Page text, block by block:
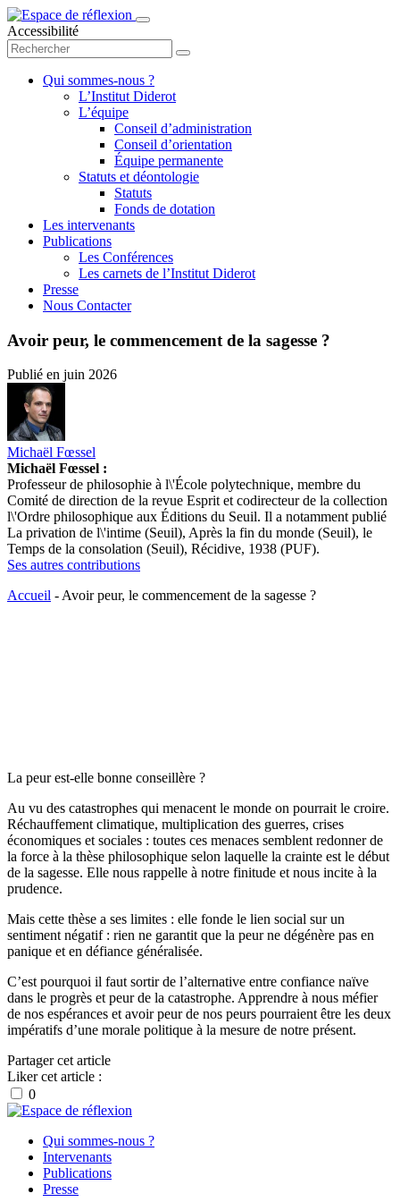
Accessibilité
Qui sommes-nous ?
L’Institut Diderot
L’équipe
Conseil d’administration
Conseil d’orientation
Équipe permanente
Statuts et déontologie
Statuts
Fonds de dotation
Les intervenants
Publications
Les Conférences
Les carnets de l’Institut Diderot
Presse
Nous Contacter
Avoir peur, le commencement de la sagesse ?
Publié en juin 2026
Michaël Fœssel
Michaël Fœssel :
Professeur de philosophie à l\'École polytechnique, membre du
Comité de direction de la revue Esprit et codirecteur de la collection
l\'Ordre philosophique aux Éditions du Seuil. Il a notamment publié
La privation de l\'intime (Seuil), Après la fin du monde (Seuil), le
Temps de la consolation (Seuil), Récidive, 1938 (PUF).
Ses autres contributions
Accueil -Avoir peur, le commencement de la sagesse ?
La peur est-elle bonne conseillère ?
Au vu des catastrophes qui menacent le monde on pourrait le croire.
Réchauffement climatique, multiplication des guerres, crises
économiques et sociales : toutes ces menaces semblent redonner de
la force à la thèse philosophique selon laquelle la crainte est le début
de la sagesse. Elle nous rappelle à notre finitude et nous incite à la
prudence.
Mais cette thèse a ses limites : elle fonde le lien social sur un
sentiment négatif : rien ne garantit que la peur ne dégénère pas en
panique et en défiance généralisée.
C’est pourquoi il faut sortir de l’alternative entre confiance naïve
dans le progrès et peur de la catastrophe. Apprendre à nous méfier
de nos espérances et avoir peur de nos peurs pourraient être les deux
impératifs d’une morale politique à la mesure de notre présent.
Partager cet article
Liker cet article :
0
Qui sommes-nous ?
Intervenants
Publications
Presse